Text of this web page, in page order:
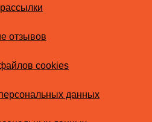
отзывов
cookies
данных